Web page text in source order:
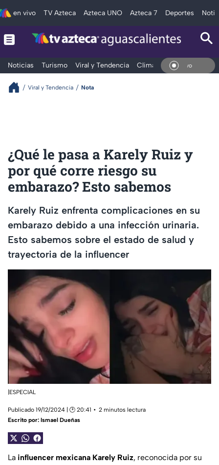
en vivo TV Azteca Azteca UNO Azteca 7 Deportes
Noticias Turismo Viral y Tendencia Clima Deportes
En Vivo
Viral y Tendencia Nota
¿Qué le pasa a Karely Ruiz y
por qué corre riesgo su
embarazo? Esto sabemos
Karely Ruiz enfrenta complicaciones en su
embarazo debido a una infección urinaria.
Esto sabemos sobre el estado de salud y
trayectoria de la influencer
|ESPECIAL
Publicado 19/12/2024 | 🕑 20:41
2 minutos lectura
Escrito por: Ismael Dueñas
La influencer mexicana Karely Ruiz, reconocida por su